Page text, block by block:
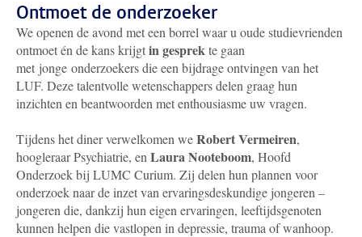
Ontmoet de onderzoeker
We openen de avond met een borrel waar u oude studievrienden
ontmoet én de kans krijgtin gesprekte gaan
met jonge onderzoekersdie een bijdrage ontvingen van het
LUF. Deze talentvolle wetenschappers delen graag hun
inzichten en beantwoorden met enthousiasme uw vragen.
Tijdens het diner verwelkomen weRobert Vermeiren,
hoogleraar Psychiatrie, en Laura Nooteboom, Hoofd
Onderzoek bij LUMC Curium. Zij delen hun plannen voor
onderzoek naar de inzet van ervaringsdeskundige jongeren –
jongeren die, dankzij hun eigen ervaringen, leeftijdsgenoten
kunnen helpen die vastlopen in depressie, trauma of wanhoop.